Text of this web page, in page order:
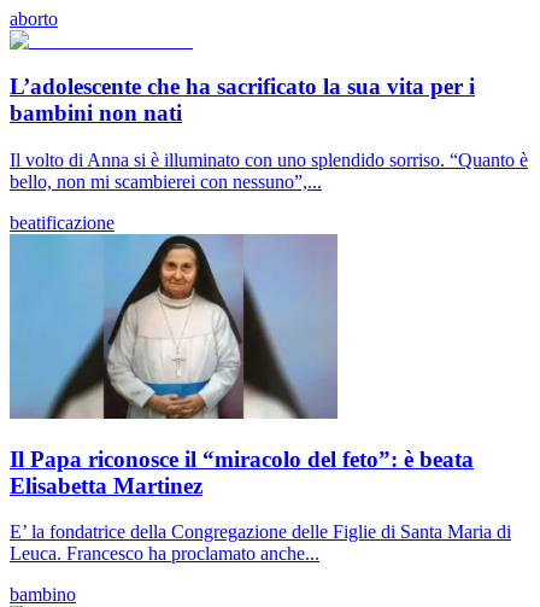
aborto
L’adolescente che ha sacrificato la sua vita per i
bambini non nati
Il volto di Anna si è illuminato con uno splendido sorriso. “Quanto è
bello, non mi scambierei con nessuno”,...
beatificazione
Il Papa riconosce il “miracolo del feto”: è beata
Elisabetta Martinez
E’ la fondatrice della Congregazione delle Figlie di Santa Maria di
Leuca. Francesco ha proclamato anche...
bambino